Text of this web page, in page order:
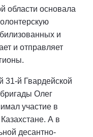
области основала
и
и отправляет
31-й Гвардейской
Олег
участие в
А в
десантно-